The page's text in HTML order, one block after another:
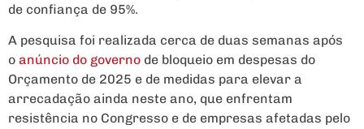
de confiança de 95%.
A pesquisa foi realizada cerca de duas semanas após
o anúncio do governo de bloqueio em despesas do
Orçamento de 2025 e de medidas para elevar a
arrecadação ainda neste ano, que enfrentam
resistência no Congresso e de empresas afetadas pelo